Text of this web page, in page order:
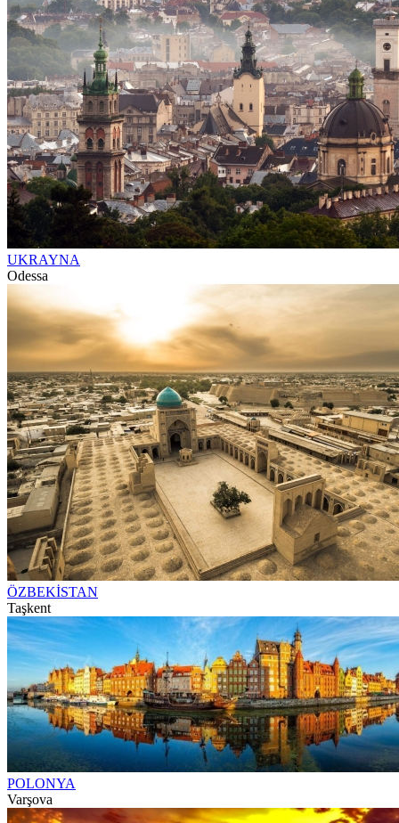
UKRAYNA
Odessa
ÖZBEKİSTAN
Taşkent
POLONYA
Varşova